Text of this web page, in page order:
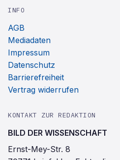
INFO
AGB
Mediadaten
Impressum
Datenschutz
Barrierefreiheit
Vertrag widerrufen
KONTAKT ZUR REDAKTION
BILD DER WISSENSCHAFT
Ernst-Mey-Str. 8